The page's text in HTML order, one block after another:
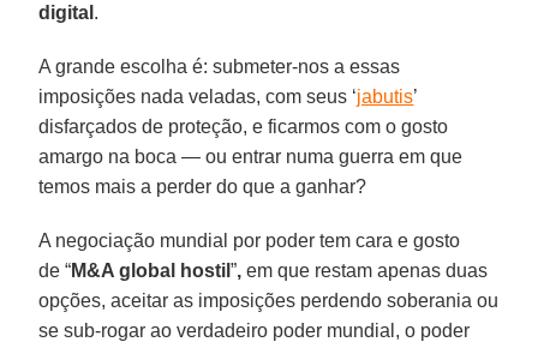
digital .
A grande escolha é: submeter-nos a essas
imposições nada veladas, com seus ‘jabutis’
disfarçados de proteção, e ficarmos com o gosto
amargo na boca — ou entrar numa guerra em que
temos mais a perder do que a ganhar?
A negociação mundial por poder tem cara e gosto
de “M&A global hostil”, em que restam apenas duas
opções, aceitar as imposições perdendo soberania ou
se sub-rogar ao verdadeiro poder mundial, o poder